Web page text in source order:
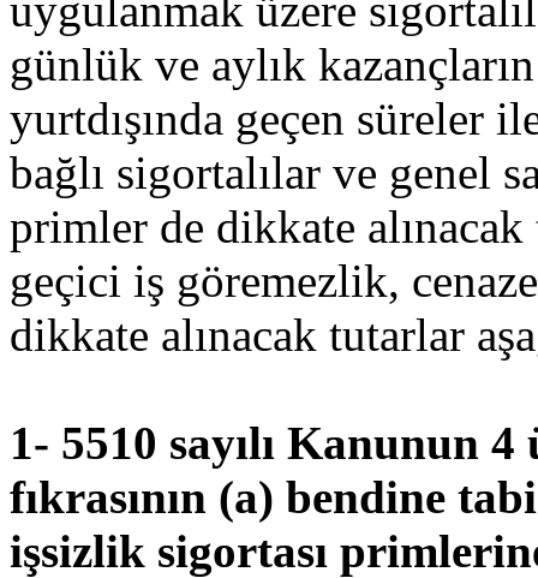
günlük ve aylık
yurtdışında geçen süreler
bağlı sigortalılar ve genel
primler de dikkate
geçici iş göremezlik,
dikkate alınacak tutarlar
1- 5510 sayılı Kanunun
fıkrasının (a) bendine
işsizlik sigortası